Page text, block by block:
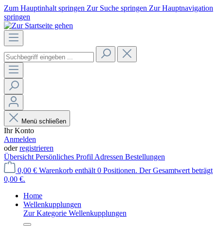
Zum Hauptinhalt springen Zur Suche springen Zur Hauptnavigation
springen
Menü schließen
Ihr Konto
Anmelden
oderregistrieren
Übersicht Persönliches Profil Adressen Bestellungen
0,00 € Warenkorb enthält 0 Positionen. Der Gesamtwert beträgt
0,00 €.
Home
Wellenkupplungen
Zur Kategorie Wellenkupplungen